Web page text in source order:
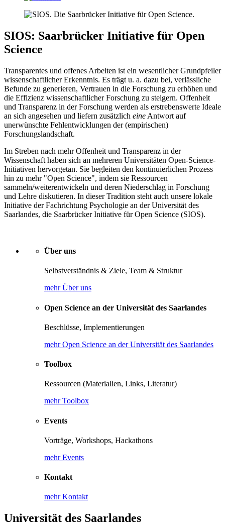
SIOS: Saarbrücker Initiative für Open
Science
Transparentes und offenes Arbeiten ist ein wesentlicher Grundpfeiler
wissenschaftlicher Erkenntnis. Es trägt u. a. dazu bei, verlässliche
Befunde zu generieren, Vertrauen in die Forschung zu erhöhen und
die Effizienz wissenschaftlicher Forschung zu steigern. Offenheit
und Transparenz in der Forschung werden als erstrebenswerte Ideale
an sich angesehen und liefern zusätzlich eine Antwort auf
unerwünschte Fehlentwicklungen der (empirischen)
Forschungslandschaft.
Im Streben nach mehr Offenheit und Transparenz in der
Wissenschaft haben sich an mehreren Universitäten Open-Science-
Initiativen hervorgetan. Sie begleiten den kontinuierlichen Prozess
hin zu mehr "Open Science", indem sie Ressourcen
sammeln/weiterentwickeln und deren Niederschlag in Forschung
und Lehre diskutieren. In dieser Tradition steht auch unsere lokale
Initiative der Fachrichtung Psychologie an der Universität des
Saarlandes, die Saarbrücker Initiative für Open Science (SIOS).
Über uns
Selbstverständnis & Ziele, Team & Struktur
mehr Über uns
Open Science an der Universität des Saarlandes
Beschlüsse, Implementierungen
mehr Open Science an der Universität des Saarlandes
Toolbox
Ressourcen (Materialien, Links, Literatur)
mehr Toolbox
Events
Vorträge, Workshops, Hackathons
mehr Events
Kontakt
mehr Kontakt
Universität des Saarlandes